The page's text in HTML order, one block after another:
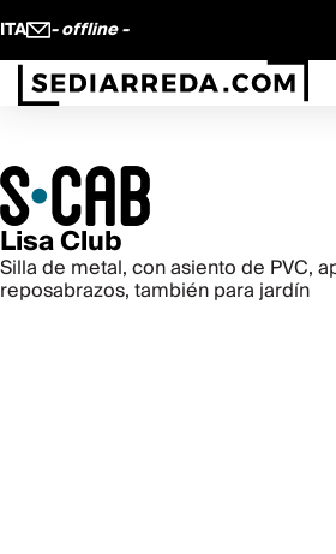
ITA - offline -
Lisa Club
Silla de metal, con asiento de PVC,
reposabrazos, también para jardín